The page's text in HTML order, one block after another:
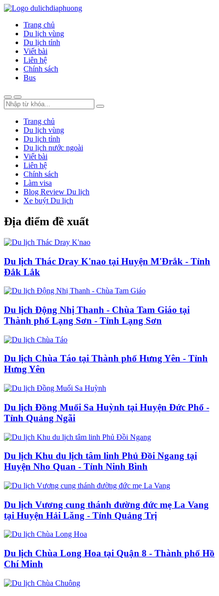
Trang chủ
Du lịch vùng
Du lịch tỉnh
Viết bài
Liên hệ
Chính sách
Bus
Trang chủ
Du lịch vùng
Du lịch tỉnh
Du lịch nước ngoài
Viết bài
Liên hệ
Chính sách
Làm visa
Blog Review Du lịch
Xe buýt Du lịch
Địa điểm đề xuất
Du lịch Thác Dray K'nao tại Huyện M'Đrắk - Tỉnh
Đắk Lắk
Du lịch Động Nhị Thanh - Chùa Tam Giáo tại
Thành phố Lạng Sơn - Tỉnh Lạng Sơn
Du lịch Chùa Táo tại Thành phố Hưng Yên - Tỉnh
Hưng Yên
Du lịch Đồng Muối Sa Huỳnh tại Huyện Đức Phổ -
Tỉnh Quảng Ngãi
Du lịch Khu du lịch tâm linh Phủ Đồi Ngang tại
Huyện Nho Quan - Tỉnh Ninh Bình
Du lịch Vương cung thánh đường đức mẹ La Vang
tại Huyện Hải Lăng - Tỉnh Quảng Trị
Du lịch Chùa Long Hoa tại Quận 8 - Thành phố Hồ
Chí Minh